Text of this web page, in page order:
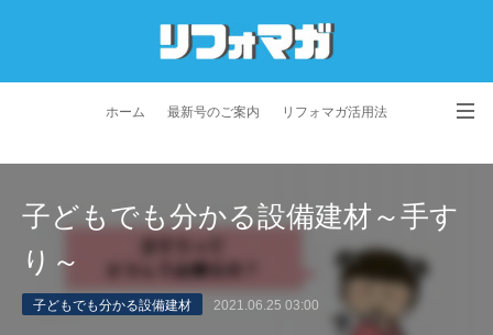
ホーム 最新号のご案内 リフォマガ活用法
プライバシーポリシー 利用規約 会社概要
子どもでも分かる設備建材～手す
り～
子どもでも分かる設備建材 2021.06.25 03:00